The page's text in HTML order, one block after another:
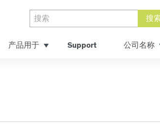
搜
产品用于 Support 公司名称